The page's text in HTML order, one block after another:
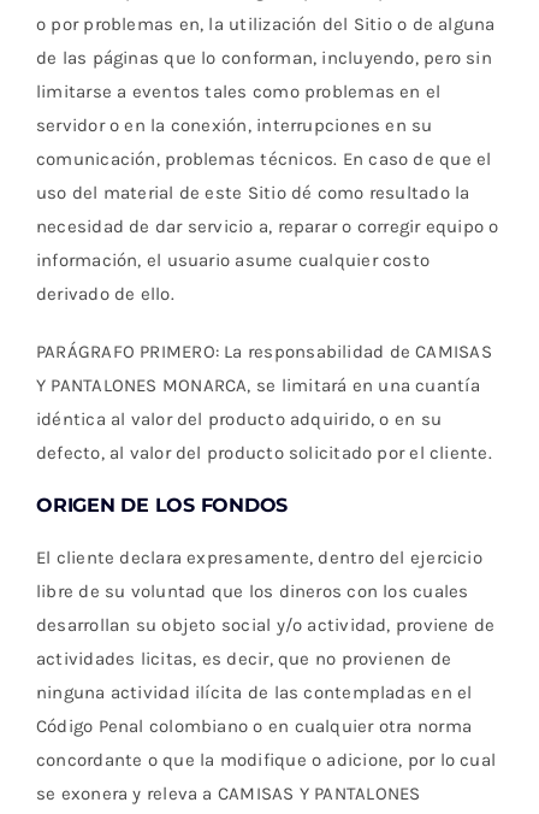
o por problemas en, la utilización del Sitio o de alguna
de las páginas que lo conforman, incluyendo, pero sin
limitarse a eventos tales como problemas en el
servidor o en la conexión, interrupciones en su
comunicación, problemas técnicos. En caso de que el
uso del material de este Sitio dé como resultado la
necesidad de dar servicio a, reparar o corregir equipo o
información, el usuario asume cualquier costo
derivado de ello.
PARÁGRAFO PRIMERO: La responsabilidad de CAMISAS
Y PANTALONES MONARCA, se limitará en una cuantía
idéntica al valor del producto adquirido, o en su
defecto, al valor del producto solicitado por el cliente.
ORIGEN DE LOS FONDOS
El cliente declara expresamente, dentro del ejercicio
libre de su voluntad que los dineros con los cuales
desarrollan su objeto social y/o actividad, proviene de
actividades licitas, es decir, que no provienen de
ninguna actividad ilícita de las contempladas en el
Código Penal colombiano o en cualquier otra norma
concordante o que la modifique o adicione, por lo cual
se exonera y releva a CAMISAS Y PANTALONES